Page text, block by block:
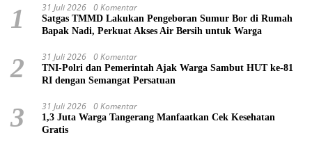
1 31 Juli 2026 0 Komentar
Satgas TMMD Lakukan Pengeboran Sumur Bor di Rumah
Bapak Nadi, Perkuat Akses Air Bersih untuk Warga
2 31 Juli 2026 0 Komentar
TNI-Polri dan Pemerintah Ajak Warga Sambut HUT ke-81
RI dengan Semangat Persatuan
3 31 Juli 2026 0 Komentar
1,3 Juta Warga Tangerang Manfaatkan Cek Kesehatan
Gratis